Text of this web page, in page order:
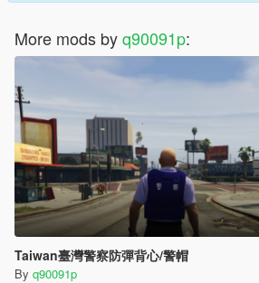
More mods byq90091p:
Taiwan臺灣警察防彈背心/警帽
By q90091p